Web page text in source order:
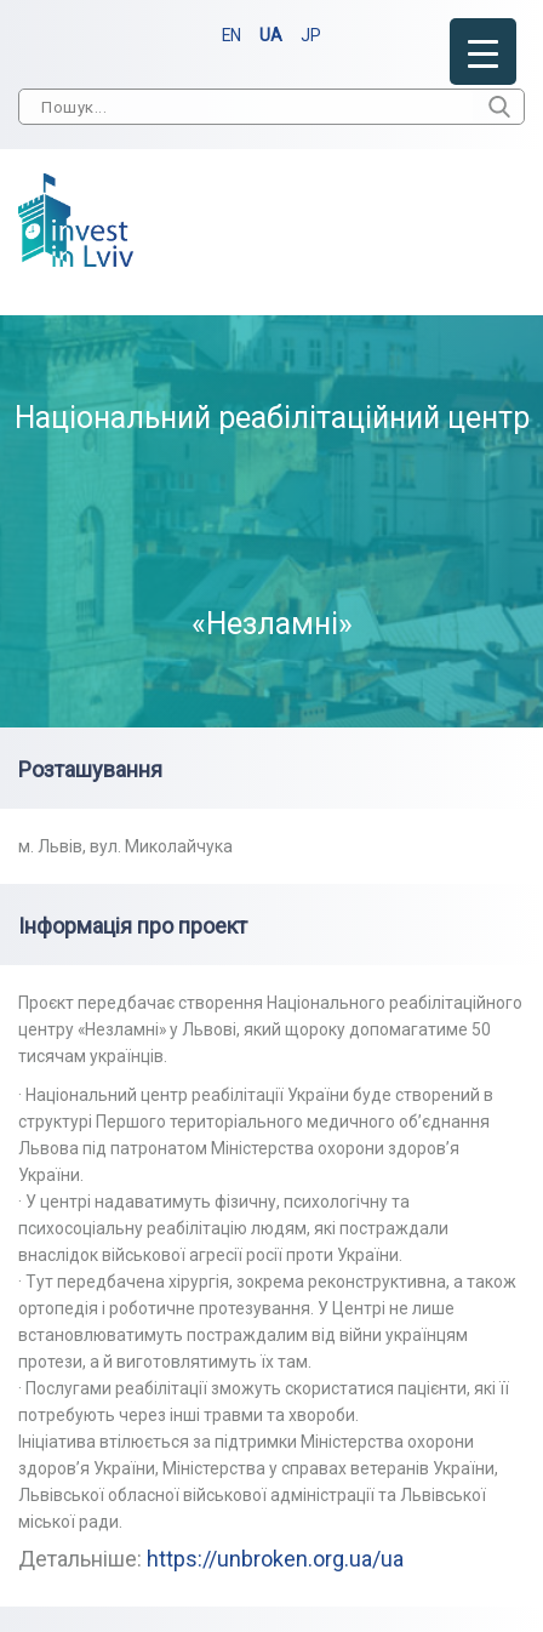
EN UA JP
Національний реабілітаційний центр
«Незламні»
Розташування
м. Львів, вул. Миколайчука
Інформація про проект
Проєкт передбачає створення Національного реабілітаційного
центру «Незламні» у Львові, який щороку допомагатиме 50
тисячам українців.
· Національний центр реабілітації України буде створений в
структурі Першого територіального медичного об’єднання
Львова під патронатом Міністерства охорони здоров’я
України.
· У центрі надаватимуть фізичну, психологічну та
психосоціальну реабілітацію людям, які постраждали
внаслідок військової агресії росії проти України.
· Тут передбачена хірургія, зокрема реконструктивна, а також
ортопедія і роботичне протезування. У Центрі не лише
встановлюватимуть постраждалим від війни українцям
протези, а й виготовлятимуть їх там.
· Послугами реабілітації зможуть скористатися пацієнти, які її
потребують через інші травми та хвороби.
Ініціатива втілюється за підтримки Міністерства охорони
здоров’я України, Міністерства у справах ветеранів України,
Львівської обласної військової адміністрації та Львівської
міської ради.
Детальніше: https://unbroken.org.ua/ua